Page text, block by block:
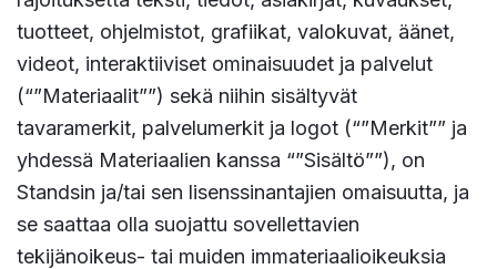
tuotteet, ohjelmistot, grafiikat, valokuvat, äänet,
videot, interaktiiviset ominaisuudet ja palvelut
(“”Materiaalit””) sekä niihin sisältyvät
tavaramerkit, palvelumerkit ja logot (“”Merkit”” ja
yhdessä Materiaalien kanssa “”Sisältö””), on
Standsin ja/tai sen lisenssinantajien omaisuutta, ja
se saattaa olla suojattu sovellettavien
tekijänoikeus- tai muiden immateriaalioikeuksia